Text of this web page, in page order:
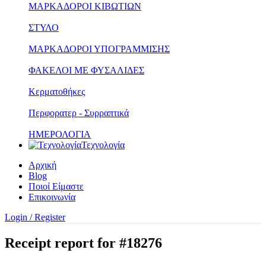
ΜΑΡΚΑΔΟΡΟΙ ΚΙΒΩΤΙΩΝ
ΣΤΥΛΟ
ΜΑΡΚΑΔΟΡΟΙ ΥΠΟΓΡΑΜΜΙΣΗΣ
ΦΑΚΕΛΟΙ ΜΕ ΦΥΣΑΛΙΔΕΣ
Κερματοθήκες
Περφορατερ - Συρραπτικά
ΗΜΕΡΟΛΟΓΙΑ
Τεχνολογία
Αρχική
Blog
Ποιοί Είμαστε
Επικοινωνία
Login / Register
Receipt report for #18276